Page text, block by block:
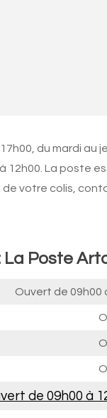
du mardi au
12h00. La poste
de votre colis,
La Poste
Ouvert de 09h00
de 09h00 à